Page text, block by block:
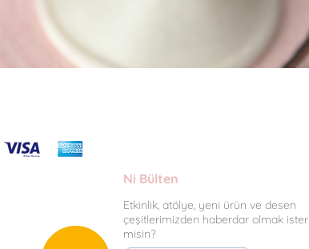
Ni Bülten
Etkinlik, atölye, yeni ürün ve desen
çeşitlerimizden haberdar olmak ister
misin?